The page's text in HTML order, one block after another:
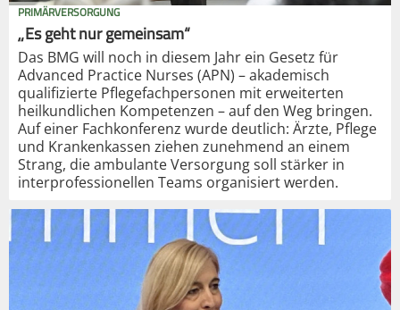
PRIMÄRVERSORGUNG
„Es geht nur gemeinsam“
Das BMG will noch in diesem Jahr ein Gesetz für
Advanced Practice Nurses (APN) – akademisch
qualifizierte Pflegefachpersonen mit erweiterten
heilkundlichen Kompetenzen – auf den Weg bringen.
Auf einer Fachkonferenz wurde deutlich: Ärzte, Pflege
und Krankenkassen ziehen zunehmend an einem
Strang, die ambulante Versorgung soll stärker in
interprofessionellen Teams organisiert werden.